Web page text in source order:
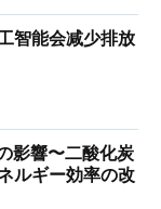
智能会减少排放
影響〜二酸化炭
ルギー効率の改